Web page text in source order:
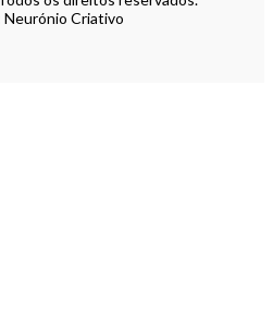
Neurónio Criativo